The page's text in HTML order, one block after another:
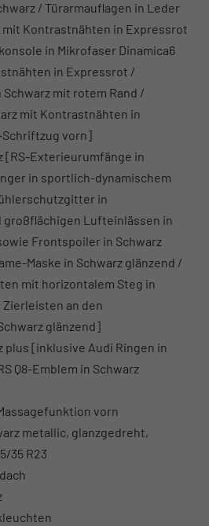
/ Türarmauflagen in Leder
mit Kontrastnähten in Expressrot
in Mikrofaser Dinamica6
in Expressrot /
mit rotem Rand /
mit Kontrastnähten in
Schriftzug vorn]
[RS-Exterieurumfänge in
in sportlich-dynamischem
in
Lufteinlässen in
Frontspoiler in Schwarz
Maske in Schwarz glänzend /
mit horizontalem Steg in
Zierleisten an den
glänzend]
plus [inklusive Audi Ringen in
Q8-Emblem in Schwarz
vorn
metallic, glanzgedreht,
35 R23